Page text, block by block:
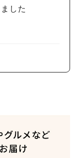
した